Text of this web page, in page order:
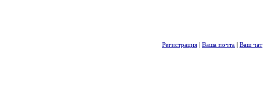
Регистрация | Ваша почта | Ваш чат